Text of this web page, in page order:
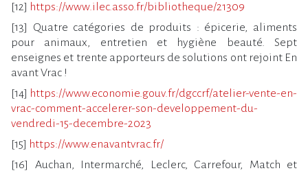
[12] https://www.ilec.asso.fr/bibliotheque/21309
[13] Quatre catégories de produits : épicerie, aliments
pour animaux, entretien et hygiène beauté. Sept
enseignes et trente apporteurs de solutions ont rejoint En
avant Vrac !
[14] https://www.economie.gouv.fr/dgccrf/atelier-vente-en-
vrac-comment-accelerer-son-developpement-du-
vendredi-15-decembre-2023
[15] https://www.enavantvrac.fr/
[16] Auchan, Intermarché, Leclerc, Carrefour, Match et